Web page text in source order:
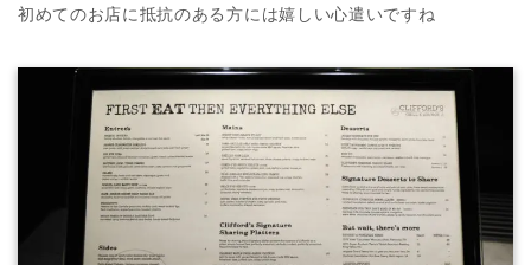
初めてのお店に抵抗のある方には嬉しい心遣いですね